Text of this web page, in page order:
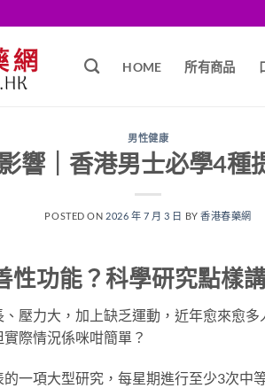
HOME 所有商品
男性健康
響｜香港男士必學4種
POSTED ON 2026 年 7 月 3 日 BY香港春藥網
性功能？科學研究點樣
壓力大，加上缺乏運動，近年愈來愈
際情況係咪咁簡單？
一項大型研究，每星期進行至少3次中